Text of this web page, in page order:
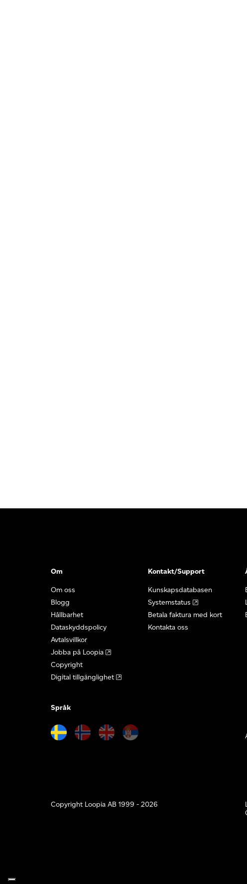
Om
Om oss
Blogg
Hållbarhet
Dataskyddspolicy
Avtalsvillkor
Jobba på Loopia
Copyright
Digital tillgänglighet
Kontakt/Support
Kunskapsdatabasen
Systemstatus
Betala faktura med kort
Kontakta oss
Språk
Copyright Loopia AB 1999 - 2026